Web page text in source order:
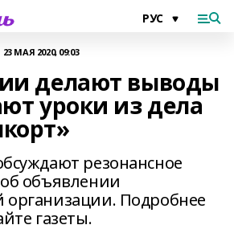
23 МАЯ 2020, 09:03
делают выводы
уроки из дела
резонансное
объявлении
организации. Подробнее
газеты.